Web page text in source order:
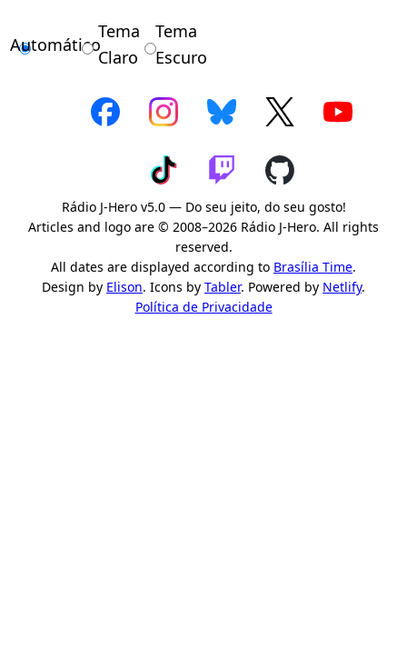
Automático
Tema
Claro
Tema
Escuro
Rádio J-Hero v5.0 — Do seu jeito, do seu gosto!
Articles and logo are © 2008–2026 Rádio J-Hero. All rights
reserved.
All dates are displayed according to Brasília Time.
Design by Elison. Icons by Tabler. Powered by Netlify.
Política de Privacidade